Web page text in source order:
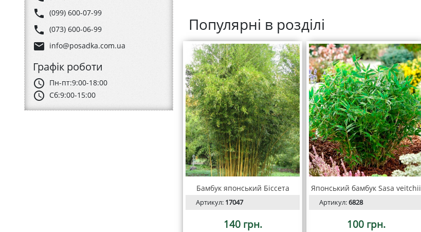
phone (099) 600-07-99
phone (073) 600-06-99
email info@posadka.com.ua
Графік роботи
schedule Пн-пт:9:00-18:00
schedule Сб:9:00-15:00
Популярні в розділі
Бамбук японський Біссета
Артикул: 17047
140 грн.
Японський бамбук Sasa veitchii
Артикул:6828
100 грн.